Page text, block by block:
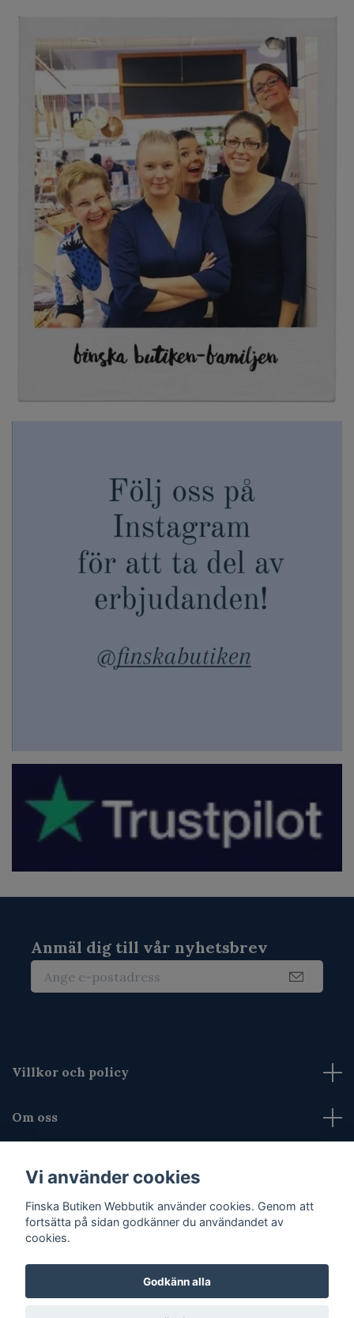
Anmäl dig till vår nyhetsbrev
Villkor och policy
Om oss
Sociala medier
Vi använder cookies
Finska Butiken Webbutik använder cookies. Genom att
fortsätta på sidan godkänner du användandet av
cookies.
Godkänn alla